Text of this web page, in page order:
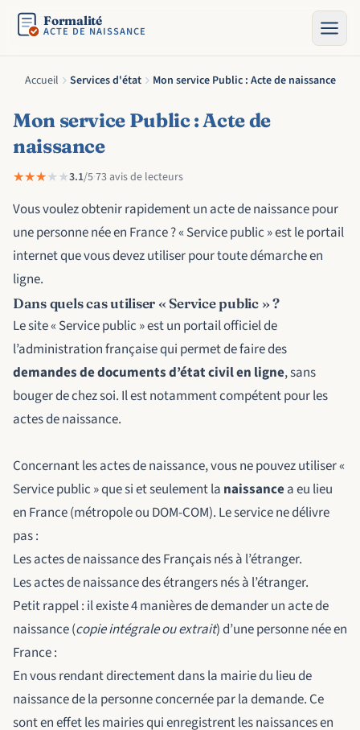
Formalité
ACTE DE NAISSANCE
Accueil Services d'état Mon service Public : Acte de naissance
Mon service Public : Acte de
naissance
★★★★★
★★★★★3.1/5·73 avis de lecteurs
Vous voulez obtenir rapidement un acte de naissance pour
une personne née en France ? « Service public » est le portail
internet que vous devez utiliser pour toute démarche en
ligne.
Dans quels cas utiliser « Service public » ?
Le site « Service public » est un portail officiel de
l’administration française qui permet de faire des
demandes de documents d’état civil en ligne, sans
bouger de chez soi. Il est notamment compétent pour les
actes de naissance.
Concernant les actes de naissance, vous ne pouvez utiliser «
Service public » que si et seulement la naissancea eu lieu
en France (métropole ou DOM-COM). Le service ne délivre
pas :
Les actes de naissance des Français nés à l’étranger.
Les actes de naissance des étrangers nés à l’étranger.
Petit rappel : il existe 4 manières de demander un acte de
naissance (copie intégrale ou extrait) d’une personne née en
France :
En vous rendant directement dans la mairie du lieu de
naissance de la personne concernée par la demande. Ce
sont en effet les mairies qui enregistrent les naissances en